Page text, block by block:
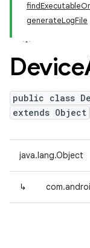
generateLogFile
Device
public class
extends Object
java.lang.Object
↳